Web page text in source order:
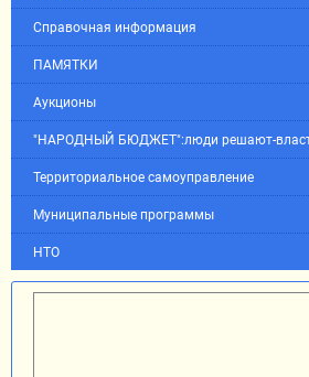
Справочная информация
ПАМЯТКИ
Аукционы
"НАРОДНЫЙ БЮДЖЕТ":люди решают-
Территориальное самоуправление
Муниципальные программы
НТО